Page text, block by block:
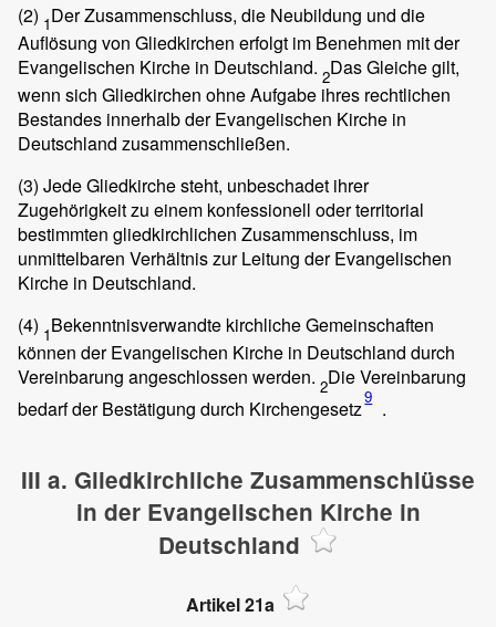
(2) 1Der Zusammenschluss, die Neubildung und die
Auflösung von Gliedkirchen erfolgt im Benehmen mit der
Evangelischen Kirche in Deutschland. 2Das Gleiche gilt,
wenn sich Gliedkirchen ohne Aufgabe ihres rechtlichen
Bestandes innerhalb der Evangelischen Kirche in
Deutschland zusammenschließen.
(3) Jede Gliedkirche steht, unbeschadet ihrer
Zugehörigkeit zu einem konfessionell oder territorial
bestimmten gliedkirchlichen Zusammenschluss, im
unmittelbaren Verhältnis zur Leitung der Evangelischen
Kirche in Deutschland.
(4) 1Bekenntnisverwandte kirchliche Gemeinschaften
können der Evangelischen Kirche in Deutschland durch
Vereinbarung angeschlossen werden. 2Die Vereinbarung
bedarf der Bestätigung durch Kirchengesetz9 .
III a. Gliedkirchliche Zusammenschlüsse
in der Evangelischen Kirche in
Deutschland
Artikel 21a